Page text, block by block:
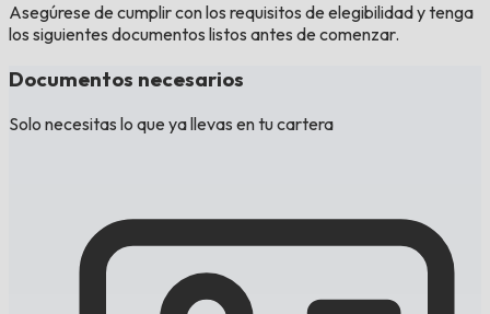
Asegúrese de cumplir con los requisitos de elegibilidad y tenga
los siguientes documentos listos antes de comenzar.
Documentos necesarios
Solo necesitas lo que ya llevas en tu cartera